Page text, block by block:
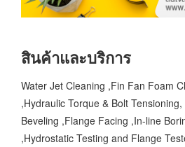
สินค้าและบริการ
Water Jet Cleaning ,Fin Fan Foam
,Hydraulic Torque & Bolt
Beveling ,Flange Facing ,In-line
,Hydrostatic Testing and Flange